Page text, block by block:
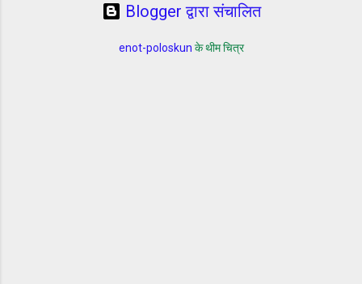
Blogger द्वारा संचालित
enot-poloskun के थीम चित्र